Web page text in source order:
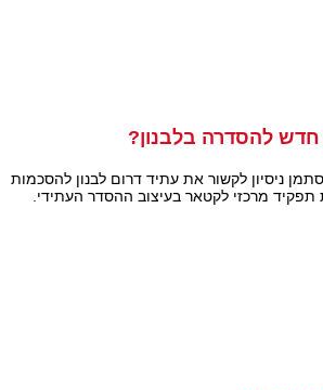
להסדרה בלבנון?
ניסיון לקשור את עתיד דרום לבנון להסכמות
תפקיד מרכזי לקטאר בעיצוב ההסדר העתידי.